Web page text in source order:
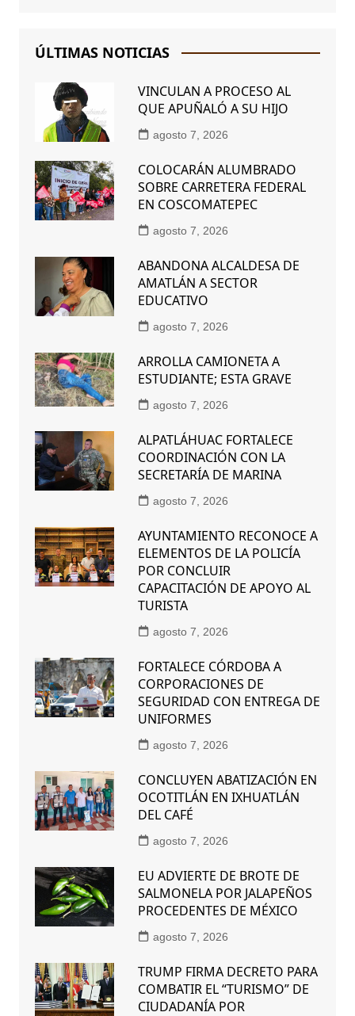
ÚLTIMAS NOTICIAS
VINCULAN A PROCESO AL
QUE APUÑALÓ A SU HIJO
agosto 7, 2026
COLOCARÁN ALUMBRADO
SOBRE CARRETERA FEDERAL
EN COSCOMATEPEC
agosto 7, 2026
ABANDONA ALCALDESA DE
AMATLÁN A SECTOR
EDUCATIVO
agosto 7, 2026
ARROLLA CAMIONETA A
ESTUDIANTE; ESTA GRAVE
agosto 7, 2026
ALPATLÁHUAC FORTALECE
COORDINACIÓN CON LA
SECRETARÍA DE MARINA
agosto 7, 2026
AYUNTAMIENTO RECONOCE A
ELEMENTOS DE LA POLICÍA
POR CONCLUIR
CAPACITACIÓN DE APOYO AL
TURISTA
agosto 7, 2026
FORTALECE CÓRDOBA A
CORPORACIONES DE
SEGURIDAD CON ENTREGA DE
UNIFORMES
agosto 7, 2026
CONCLUYEN ABATIZACIÓN EN
OCOTITLÁN EN IXHUATLÁN
DEL CAFÉ
agosto 7, 2026
EU ADVIERTE DE BROTE DE
SALMONELA POR JALAPEÑOS
PROCEDENTES DE MÉXICO
agosto 7, 2026
TRUMP FIRMA DECRETO PARA
COMBATIR EL “TURISMO” DE
CIUDADANÍA POR